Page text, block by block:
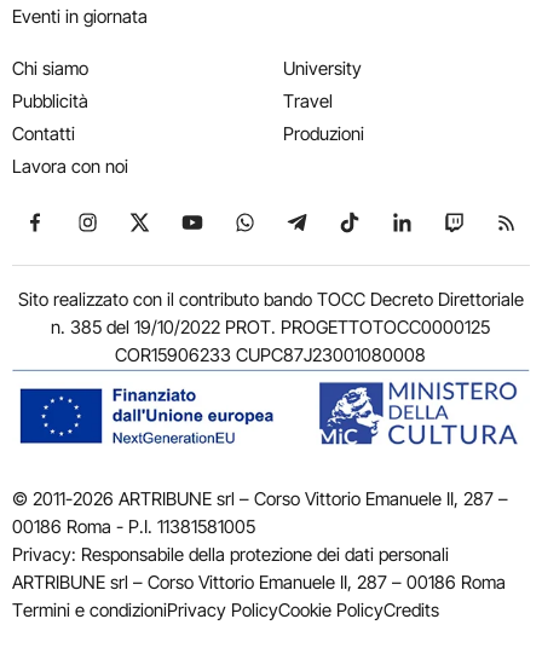
Eventi in giornata
Chi siamo
Pubblicità
Contatti
Lavora con noi
University
Travel
Produzioni
Seguici su Facebook
Seguici su Instagram
Seguici su X
Seguici su YouTube
Seguici su WhatsApp
Seguici su Telegram
Seguici su TikTok
Seguici su
Seguici
Sito realizzato con il contributo bando TOCC Decreto Direttoriale
n. 385 del 19/10/2022 PROT. PROGETTOTOCC0000125
COR15906233 CUPC87J23001080008
© 2011-2026 ARTRIBUNE srl – Corso Vittorio Emanuele II, 287 –
00186 Roma - P.I. 11381581005
Privacy: Responsabile della protezione dei dati personali
ARTRIBUNE srl – Corso Vittorio Emanuele II, 287 – 00186 Roma
Termini e condizioniPrivacy PolicyCookie PolicyCredits